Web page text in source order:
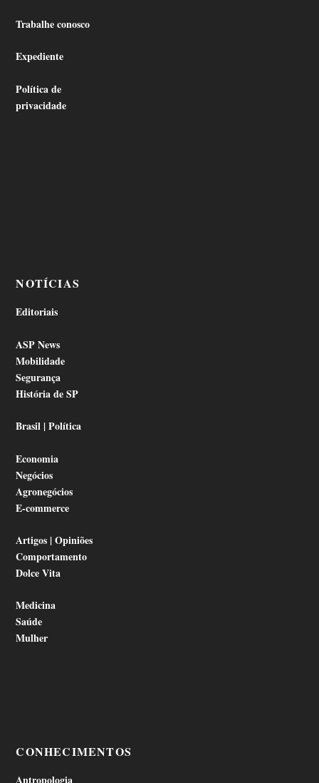
Trabalhe conosco
Expediente
Política de
privacidade
NOTÍCIAS
Editoriais
ASP News
Mobilidade
Segurança
História de SP
Brasil | Política
Economia
Negócios
Agronegócios
E-commerce
Artigos | Opiniões
Comportamento
Dolce Vita
Medicina
Saúde
Mulher
CONHECIMENTOS